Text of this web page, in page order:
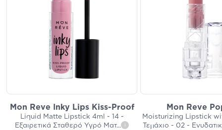
Mon Reve Inky Lips Kiss-Proof
Liquid Matte Lipstick 4ml - 14 -
Εξαιρετικά Σταθερό Υγρό Ματ... i
Mon Reve
Moisturizing Lipstick
Τεμάχιο - 02 -